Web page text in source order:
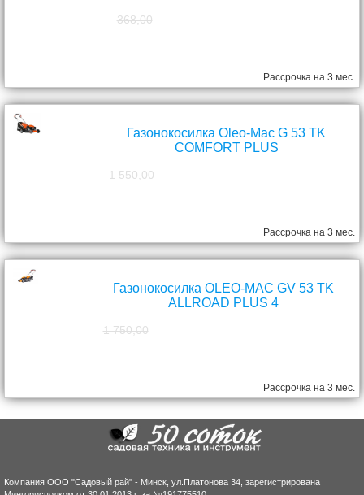
368,00
Рассрочка на 3 мес.
Газонокосилка Oleo-Mac G 53 TK
COMFORT PLUS
1 550,00
Рассрочка на 3 мес.
Газонокосилка OLEO-MAC GV 53 TK
ALLROAD PLUS 4
1 750,00
Рассрочка на 3 мес.
Компания ООО "Садовый рай" - Минск, ул.Платонова 34, зарегистрирована